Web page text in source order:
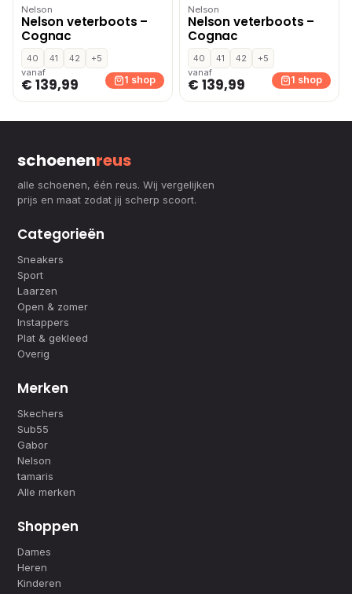
Nelson
Nelson veterboots –
Cognac
40 41 42
+5
vanaf
€ 139,99 1 shop
Nelson
Nelson veterboots –
Cognac
40 41 42
+5
vanaf
€ 139,99 1 shop
schoenenreus
alle schoenen, één reus. Wij vergelijken
prijs en maat zodat jij scherp scoort.
Categorieën
Sneakers
Sport
Laarzen
Open & zomer
Instappers
Plat & gekleed
Overig
Merken
Skechers
Sub55
Gabor
Nelson
tamaris
Alle merken
Shoppen
Dames
Heren
Kinderen